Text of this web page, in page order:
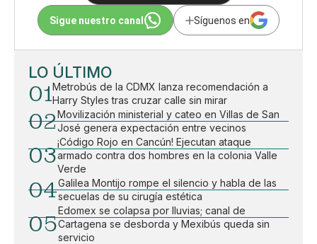
Sigue nuestro canal Síguenos en
LO ÚLTIMO
01Metrobús de la CDMX lanza recomendación a
Harry Styles tras cruzar calle sin mirar
02Movilización ministerial y cateo en Villas de San
José genera expectación entre vecinos
03
¡Código Rojo en Cancún! Ejecutan ataque
armado contra dos hombres en la colonia Valle
Verde
04Galilea Montijo rompe el silencio y habla de las
secuelas de su cirugía estética
05
Edomex se colapsa por lluvias; canal de
Cartagena se desborda y Mexibús queda sin
servicio